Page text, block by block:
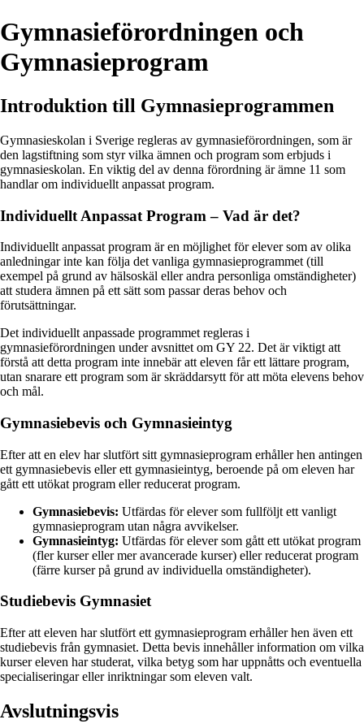
Gymnasieförordningen och
Gymnasieprogram
Introduktion till Gymnasieprogrammen
Gymnasieskolan i Sverige regleras av gymnasieförordningen, som är
den lagstiftning som styr vilka ämnen och program som erbjuds i
gymnasieskolan. En viktig del av denna förordning är ämne 11 som
handlar om individuellt anpassat program.
Individuellt Anpassat Program – Vad är det?
Individuellt anpassat program är en möjlighet för elever som av olika
anledningar inte kan följa det vanliga gymnasieprogrammet (till
exempel på grund av hälsoskäl eller andra personliga omständigheter)
att studera ämnen på ett sätt som passar deras behov och
förutsättningar.
Det individuellt anpassade programmet regleras i
gymnasieförordningen under avsnittet om GY 22. Det är viktigt att
förstå att detta program inte innebär att eleven får ett lättare program,
utan snarare ett program som är skräddarsytt för att möta elevens behov
och mål.
Gymnasiebevis och Gymnasieintyg
Efter att en elev har slutfört sitt gymnasieprogram erhåller hen antingen
ett gymnasiebevis eller ett gymnasieintyg, beroende på om eleven har
gått ett utökat program eller reducerat program.
Gymnasiebevis: Utfärdas för elever som fullföljt ett vanligt
gymnasieprogram utan några avvikelser.
Gymnasieintyg: Utfärdas för elever som gått ett utökat program
(fler kurser eller mer avancerade kurser) eller reducerat program
(färre kurser på grund av individuella omständigheter).
Studiebevis Gymnasiet
Efter att eleven har slutfört ett gymnasieprogram erhåller hen även ett
studiebevis från gymnasiet. Detta bevis innehåller information om vilka
kurser eleven har studerat, vilka betyg som har uppnåtts och eventuella
specialiseringar eller inriktningar som eleven valt.
Avslutningsvis